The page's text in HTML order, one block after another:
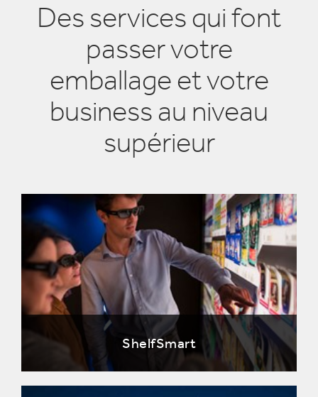
Des services qui font
passer votre
emballage et votre
business au niveau
supérieur
ShelfSmart